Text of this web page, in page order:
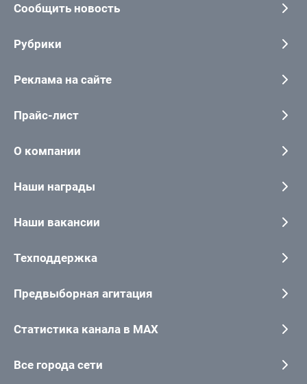
Сообщить новость
Рубрики
Реклама на сайте
Прайс-лист
О компании
Наши награды
Наши вакансии
Техподдержка
Предвыборная агитация
Статистика канала в MAX
Все города сети